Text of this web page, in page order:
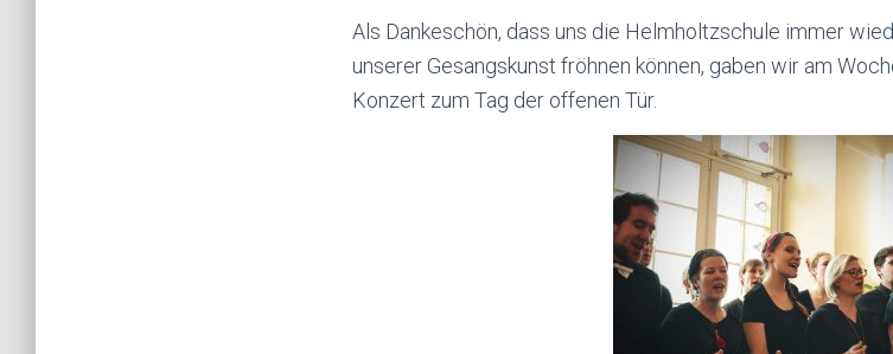
Als Dankeschön, dass uns die Helmholtzschule immer
unserer Gesangskunst fröhnen können, gaben wir am
Konzert zum Tag der offenen Tür.